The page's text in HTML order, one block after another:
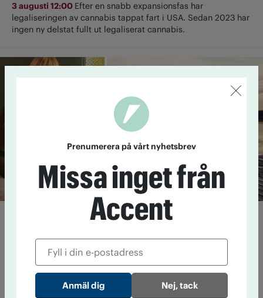
3 augusti 12:00 Efter en snabb expansionsfas har
legaliseringen av cannabis tappat fart i USA. Sedan 2023 har
ingen ny delstat fullt ut ­legaliserat cannabis.
Lista: Expertens alkoholfria
favoriter
24 juni 13:18 Under namnet nollkommafem delar influencern
Alexandra Holm med sig av sin nyktra livsstil. Här är hennes
bästa tips på alkoholfri dryck till semestern.
Prenumerera på vårt nyhetsbrev
Missa inget från
Accent
Nej, tack